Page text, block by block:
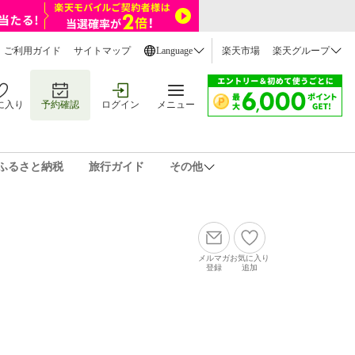
ご利用ガイド サイトマップ Language 楽天市場 楽天グループ
入り 予約確認 ログイン メニュー
るさと納税 旅行ガイド その他
メルマガ
登録
お気に入り
追加